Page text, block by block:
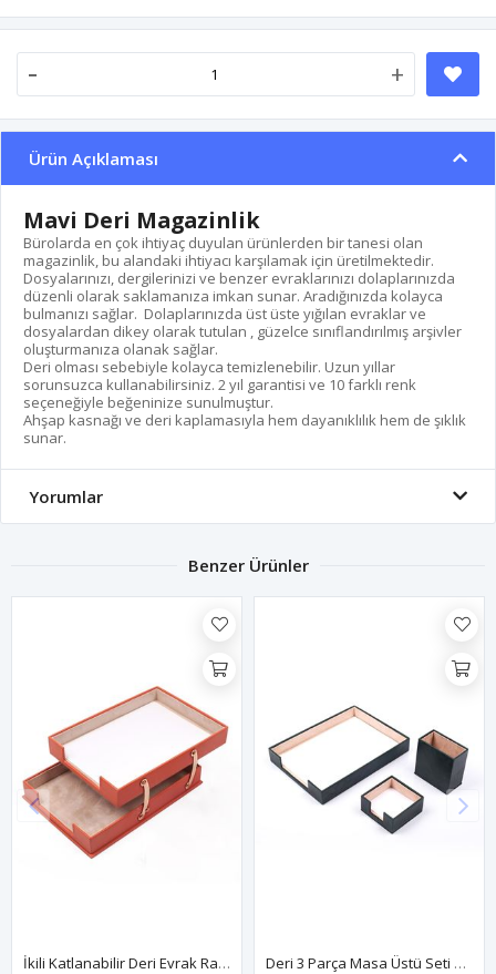
- +
Ürün Açıklaması
Mavi Deri Magazinlik
Bürolarda en çok ihtiyaç duyulan ürünlerden bir tanesi olan
magazinlik, bu alandaki ihtiyacı karşılamak için üretilmektedir.
Dosyalarınızı, dergilerinizi ve benzer evraklarınızı dolaplarınızda
düzenli olarak saklamanıza imkan sunar. Aradığınızda kolayca
bulmanızı sağlar. Dolaplarınızda üst üste yığılan evraklar ve
dosyalardan dikey olarak tutulan , güzelce sınıflandırılmış arşivler
oluşturmanıza olanak sağlar.
Deri olması sebebiyle kolayca temizlenebilir. Uzun yıllar
sorunsuzca kullanabilirsiniz. 2 yıl garantisi ve 10 farklı renk
seçeneğiyle beğeninize sunulmuştur.
Ahşap kasnağı ve deri kaplamasıyla hem dayanıklılık hem de şıklık
sunar.
Yorumlar
Benzer Ürünler
İkili Katlanabilir Deri Evrak Rafı Turuncu Deri 3 Parça Masa Üstü Seti Yeşil Tekli Evrak Rafı, Kalemlik Ve Notluk